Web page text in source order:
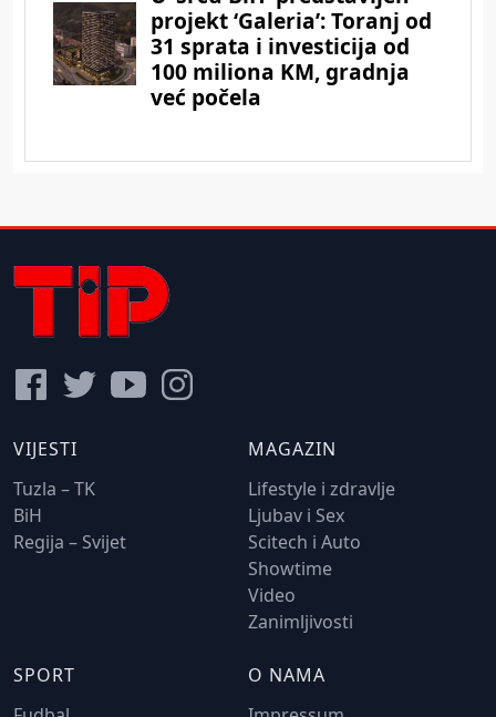
VIJESTI
Tuzla – TK
BiH
Regija – Svijet
MAGAZIN
Lifestyle i zdravlje
Ljubav i Sex
Scitech i Auto
Showtime
Video
Zanimljivosti
SPORT
O NAMA